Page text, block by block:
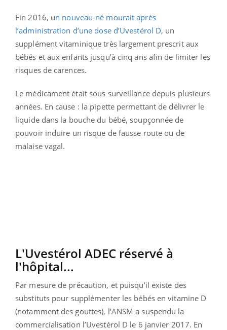
Fin 2016, un nouveau-né mourait après
l’administration d’une dose d’Uvestérol D, un
supplément vitaminique très largement prescrit aux
bébés et aux enfants jusqu’à cinq ans afin de limiter les
risques de carences.
Le médicament était sous surveillance depuis plusieurs
années. En cause : la pipette permettant de délivrer le
liquide dans la bouche du bébé, soupçonnée de
pouvoir induire un risque de fausse route ou de
malaise vagal.
L'Uvestérol ADEC réservé à
l'hôpital...
Par mesure de précaution, et puisqu’il existe des
substituts pour supplémenter les bébés en vitamine D
(notamment des gouttes), l’ANSM a suspendu la
commercialisation l’Uvestérol D le 6 janvier 2017. En